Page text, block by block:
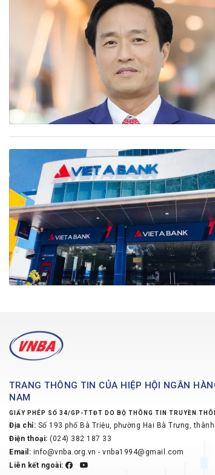
TRANG THÔNG TIN CỦA HIỆP HỘI NGÂN
NAM
GIẤY PHÉP SỐ 34/GP-TTĐT DO BỘ THÔNG TIN TRUYỀN
Địa chỉ: Số 193 phố Bà Triệu, phường Hai Bà Trưng,
Điện thoại: (024) 382 187 33
Email: info@vnba.org.vn - vnba1994@gmail.com
Liên kết ngoài: